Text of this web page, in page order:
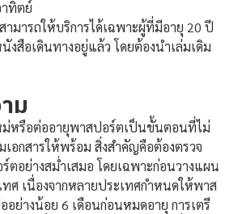
ทิตย์
ามารถให้บริการได้เฉพาะผู้ที่มีอายุ 20 ปี
สือเดินทางอยู่แล้ว โดยต้องนำเล่มเดิม
ม
หรือต่ออายุพาสปอร์ตเป็นขั้นตอนที่ไม่
เอกสารให้พร้อม สิ่งสำคัญคือต้องตรวจ
ตอย่างสม่ำเสมอ โดยเฉพาะก่อนวางแผน
ทศ เนื่องจากหลายประเทศกำหนดให้พาส
อย่างน้อย 6 เดือนก่อนหมดอายุ การเตรี